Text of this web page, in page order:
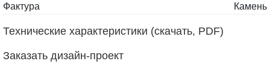
Фактура
Камень
Технические характеристики (скачать, PDF)
Заказать дизайн-проект